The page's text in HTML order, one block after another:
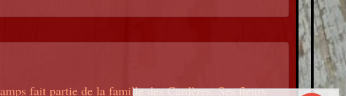
fait partie de la famille des Cardères. Ses fleurs